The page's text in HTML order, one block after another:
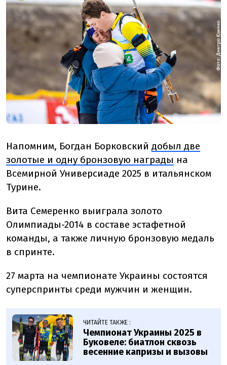
Напомним, Богдан Борковский добыл две
золотые и одну бронзовую награды на
Всемирной Универсиаде 2025 в итальянском
Турине.
Вита Семеренко выиграла золото
Олимпиады-2014 в составе эстафетной
команды, а также личную бронзовую медаль
в спринте.
27 марта на чемпионате Украины состоятся
суперспринты среди мужчин и женщин.
ЧИТАЙТЕ ТАКЖЕ :
Чемпионат Украины 2025 в
Буковеле: биатлон сквозь
весенние капризы и вызовы